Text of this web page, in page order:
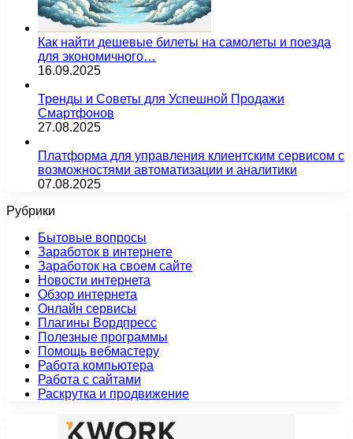
Как найти дешевые билеты на самолеты и поезда
для экономичного…
16.09.2025
Тренды и Советы для Успешной Продажи
Смартфонов
27.08.2025
Платформа для управления клиентским сервисом с
возможностями автоматизации и аналитики
07.08.2025
Рубрики
Бытовые вопросы
Заработок в интернете
Заработок на своем сайте
Новости интернета
Обзор интернета
Онлайн сервисы
Плагины Вордпресс
Полезные программы
Помощь вебмастеру
Работа компьютера
Работа с сайтами
Раскрутка и продвижение